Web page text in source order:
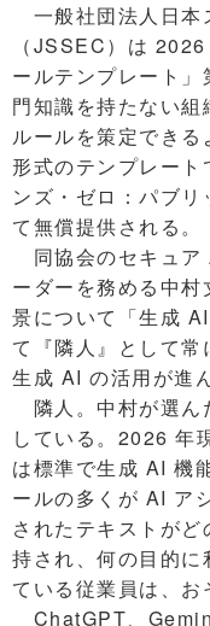
一般社団法人日本
（JSSEC）は
ールテンプレート
門知識を持たない
ルールを策定でき
形式のテンプレー
ンズ・ゼロ：パブ
て無償提供される。
同協会のセキュア
ーダーを務める中
景について「生成
て『隣人』として
生成 AI の活用が進
隣人。中村が選ん
している。2026 年
は標準で生成 AI 機
ールの多くが AI ア
されたテキストが
持され、何の目的に
ている従業員は、お
ChatGPT、